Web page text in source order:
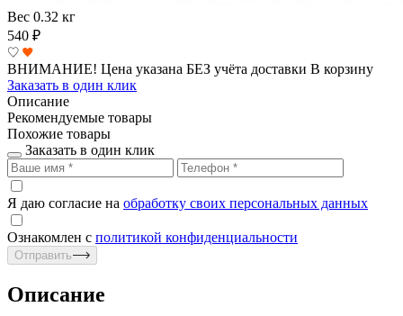
Вес 0.32 кг
540 ₽
ВНИМАНИЕ! Цена указана БЕЗ учёта доставки В корзину
Заказать в один клик
Описание
Рекомендуемые товары
Похожие товары
Заказать в один клик
Я даю согласие на обработку своих персональных данных
Ознакомлен с политикой конфиденциальности
Отправить
Описание